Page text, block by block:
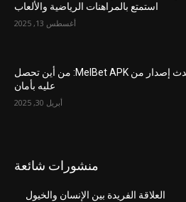
استمتع بالمراهنات الرياضية والألعاب
أغسطس 13, 2025
أحدث إصدار من MelBet APK: من أين تحصل
عليه بأمان
أبريل 30, 2025
منشورات شائعة
العلاقة الفريدة بين الإنسان والخيول